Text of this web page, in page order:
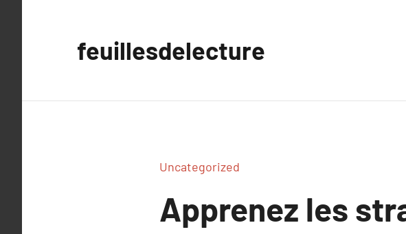
feuillesdelecture
Uncategorized
Apprenez les